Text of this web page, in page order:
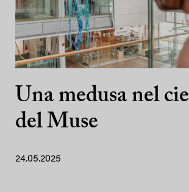
Una medusa nel
del Muse
24.05.2025